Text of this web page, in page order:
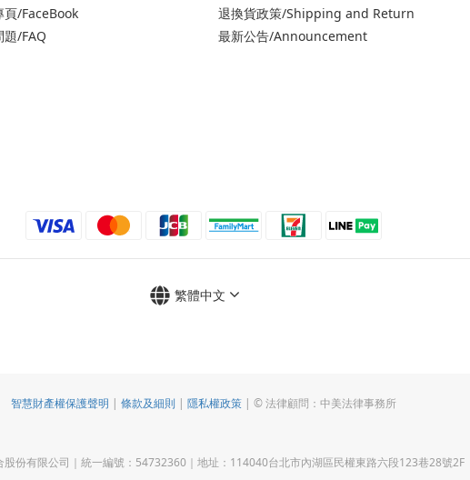
頁/FaceBook
題/FAQ
退換貨政策/Shipping and Return
最新公告/Announcement
繁體中文
智慧財產權保護聲明 | 條款及細則 | 隱私權政策 | © 法律顧問：中美法律事務所
份有限公司｜統一編號：54732360｜地址：114040台北市內湖區民權東路六段123巷28號2F